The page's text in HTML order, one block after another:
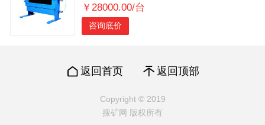
￥28000.00/台
咨询底价
返回首页 返回顶部
Copyright © 2019
搜矿网 版权所有